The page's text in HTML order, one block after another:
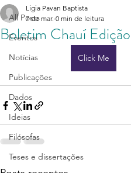
All Posts
Eventos
Notícias
Publicações
Dados
Ideias
Filósofas
Teses e dissertações
Boletim Chauí
Ligia Pavan Baptista
7 de mar. 0 min de leitura
Click Me